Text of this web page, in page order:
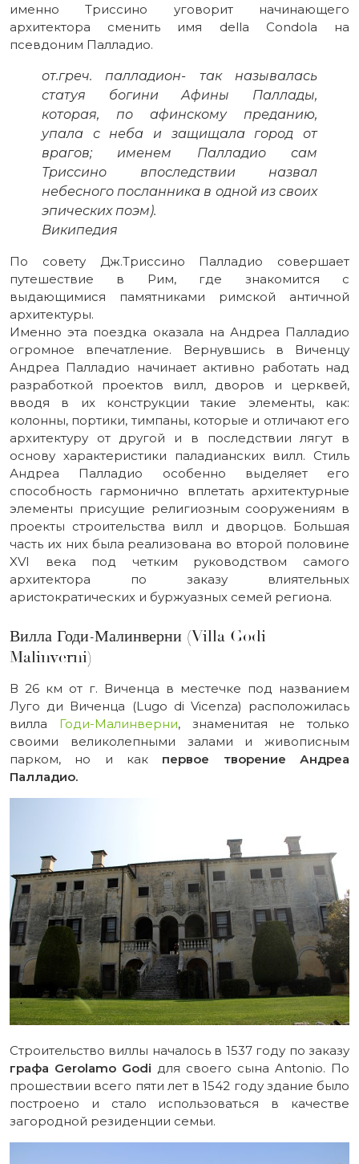
именно Триссино уговорит начинающего
архитектора сменить имя della Condola на
псевдоним Палладио.
от.греч. палладион- так называлась
статуя богини Афины Паллады,
которая, по афинскому преданию,
упала с неба и защищала город от
врагов; именем Палладио сам
Триссино впоследствии назвал
небесного посланника в одной из своих
эпических поэм).
Википедия
По совету Дж.Триссино Палладио совершает
путешествие в Рим, где знакомится с
выдающимися памятниками римской античной
архитектуры.
Именно эта поездка оказала на Андреа Палладио
огромное впечатление. Вернувшись в Виченцу
Андреа Палладио начинает активно работать над
разработкой проектов вилл, дворов и церквей,
вводя в их конструкции такие элементы, как:
колонны, портики, тимпаны, которые и отличают его
архитектуру от другой и в последствии лягут в
основу характеристики паладианских вилл. Стиль
Андреа Палладио особенно выделяет его
способность гармонично вплетать архитектурные
элементы присущие религиозным сооружениям в
проекты строительства вилл и дворцов. Большая
часть их них была реализована во второй половине
XVI века под четким руководством самого
архитектора по заказу влиятельных
аристократических и буржуазных семей региона.
Вилла Годи-Малинверни (Villa Godi
Malinverni)
В 26 км от г. Виченца в местечке под названием
Луго ди Виченца (Lugo di Vicenza) расположилась
вилла Годи-Малинверни, знаменитая не только
своими великолепными залами и живописным
парком, но и как первое творение Андреа
Палладио.
Строительство виллы началось в 1537 году по заказу
графа Gerolamo Godi для своего сына Antonio. По
прошествии всего пяти лет в 1542 году здание было
построено и стало использоваться в качестве
загородной резиденции семьи.